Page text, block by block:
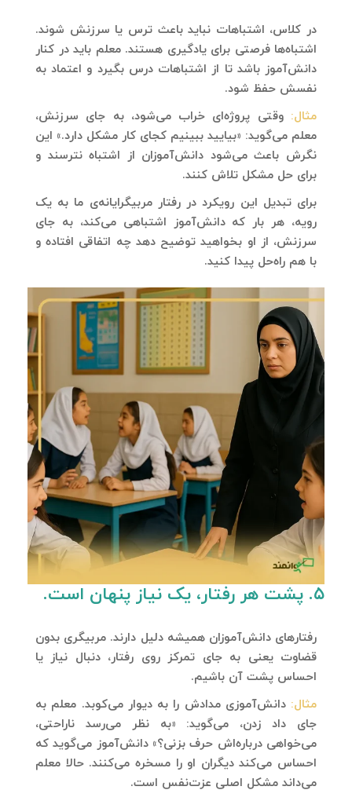
در کلاس، اشتباهات نباید باعث ترس یا سرزنش شوند.
اشتباه‌ها فرصتی برای یادگیری هستند. معلم باید در کنار
دانش‌آموز باشد تا از اشتباهات درس بگیرد و اعتماد به
نفسش حفظ شود.
مثال: وقتی پروژه‌ای خراب می‌شود، به جای سرزنش،
معلم می‌گوید: «بیایید ببینیم کجای کار مشکل دارد.» این
نگرش باعث می‌شود دانش‌آموزان از اشتباه نترسند و
برای حل مشکل تلاش کنند.
برای تبدیل این رویکرد در رفتار مربیگرایانه‌ی‌ ما به یک
رویه، هر بار که دانش‌آموز اشتباهی می‌کند، به جای
سرزنش، از او بخواهید توضیح دهد چه اتفاقی افتاده و
با هم راه‌حل پیدا کنید.
۵. پشت هر رفتار، یک نیاز پنهان است.
رفتارهای دانش‌آموزان همیشه دلیل دارند. مربیگری بدون
قضاوت یعنی به جای تمرکز روی رفتار، دنبال نیاز یا
احساس پشت آن باشیم.
مثال: دانش‌آموزی مدادش را به دیوار می‌کوبد. معلم به
جای داد زدن، می‌گوید: «به نظر می‌رسد ناراحتی،
می‌خواهی درباره‌اش حرف بزنی؟» دانش‌آموز می‌گوید که
احساس می‌کند دیگران او را مسخره می‌کنند. حالا معلم
می‌داند مشکل اصلی عزت‌نفس است.